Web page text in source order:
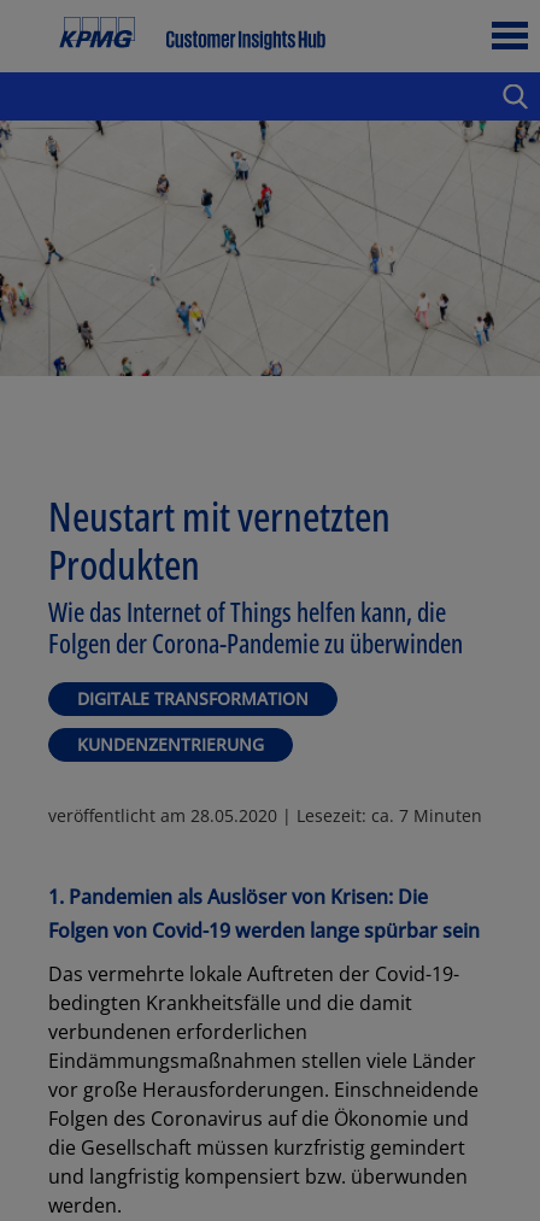
Neustart mit vernetzten
Produkten
Wie das Internet of Things helfen kann, die
Folgen der Corona-Pandemie zu überwinden
DIGITALE TRANSFORMATION
KUNDENZENTRIERUNG
veröffentlicht am 28.05.2020 | Lesezeit: ca. 7 Minuten
1. Pandemien als Auslöser von Krisen: Die
Folgen von Covid-19 werden lange spürbar sein
Das vermehrte lokale Auftreten der Covid-19-
bedingten Krankheitsfälle und die damit
verbundenen erforderlichen
Eindämmungsmaßnahmen stellen viele Länder
vor große Herausforderungen. Einschneidende
Folgen des Coronavirus auf die Ökonomie und
die Gesellschaft müssen kurzfristig gemindert
und langfristig kompensiert bzw. überwunden
werden.